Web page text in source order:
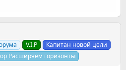
V.I.P
Капитан новой цели
Расширяем горизонты